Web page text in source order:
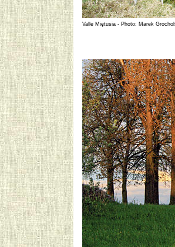
Valle Miętusia - Photo: Marek